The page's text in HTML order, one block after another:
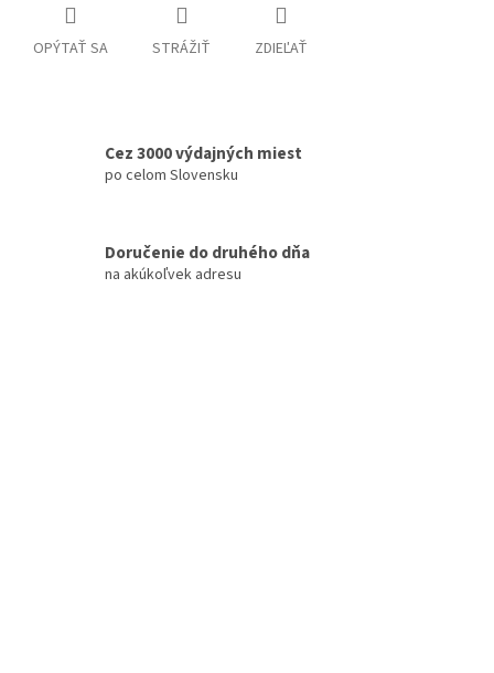
OPÝTAŤ SA STRÁŽIŤ ZDIEĽAŤ
Cez 3000 výdajných miest
po celom Slovensku
Doručenie do druhého dňa
na akúkoľvek adresu